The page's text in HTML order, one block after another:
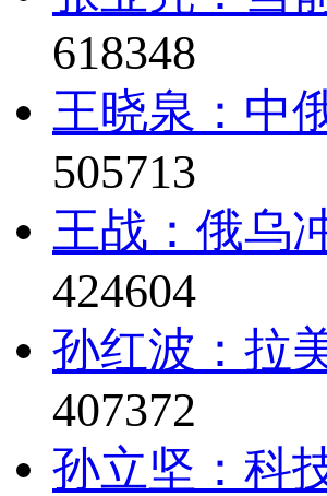
618348
王晓泉：中
505713
王战：俄乌
424604
孙红波：拉
407372
孙立坚：科